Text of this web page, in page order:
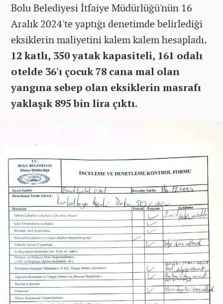
Bolu Belediyesi İtfaiye Müdürlüğü'nün 16
Aralık 2024'te yaptığı denetimde belirlediği
eksiklerin maliyetini kalem kalem hesapladı.
12 katlı, 350 yatak kapasiteli, 161 odalı
otelde 36'ı çocuk 78 cana mal olan
yangına sebep olan eksiklerin masrafı
yaklaşık 895 bin lira çıktı.